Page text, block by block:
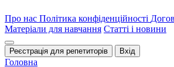
Про нас Політика конфіденційності
Матеріали для навчання Статті і новини
Реєстрація для репетиторів Вхід
Головна